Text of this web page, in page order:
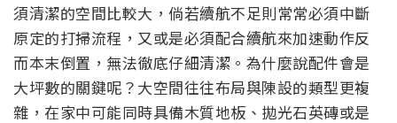
須清潔的空間比較大，倘若續航不足則常常必須中斷
原定的打掃流程，又或是必須配合續航來加速動作反
而本末倒置，無法徹底仔細清潔。為什麼說配件會是
大坪數的關鍵呢？大空間往往布局與陳設的類型更複
雜，在家中可能同時具備木質地板、拋光石英磚或是